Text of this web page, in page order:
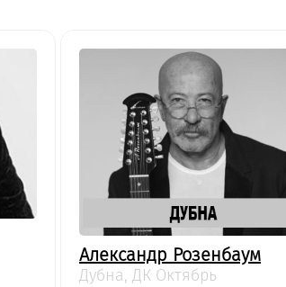
Александр Розенбаум
Дубна, ДК Октябрь